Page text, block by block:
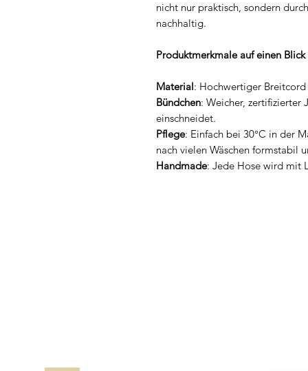
nicht nur praktisch, sondern
nachhaltig.
Produktmerkmale auf einen Blick
Material: Hochwertiger
Bündchen: Weicher, zertifizierter
einschneidet.
Pflege: Einfach bei 30°C in der
nach vielen Wäschen formstabil
Handmade: Jede Hose wird mit